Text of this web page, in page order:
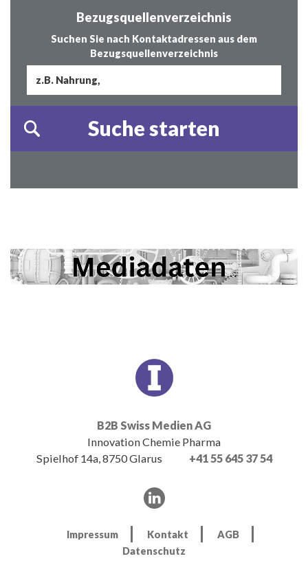
Bezugsquellenverzeichnis
Suchen Sie nach Kontaktadressen aus dem
Bezugsquellenverzeichnis
B2B Swiss Medien AG
Innovation Chemie Pharma
Spielhof 14a, 8750 Glarus
+41 55 645 37 54
Impressum Kontakt
AGB
Datenschutz